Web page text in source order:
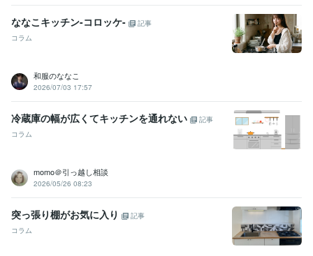
ななこキッチン-コロッケ-
記事
コラム
和服のななこ
2026/07/03 17:57
冷蔵庫の幅が広くてキッチンを通れない
記事
コラム
momo＠引っ越し相談
2026/05/26 08:23
突っ張り棚がお気に入り
記事
コラム